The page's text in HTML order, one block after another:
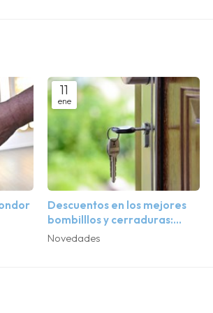
11
ene
Descuentos en los mejores
bombilllos y cerraduras:
empieza el año seguro y
Novedades